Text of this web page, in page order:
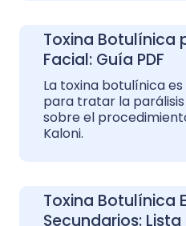
Toxina Botulínica
Facial: Guía PDF
La toxina botulínica
para tratar la
sobre el
Kaloni.
Toxina Botulínica
Secundarios: